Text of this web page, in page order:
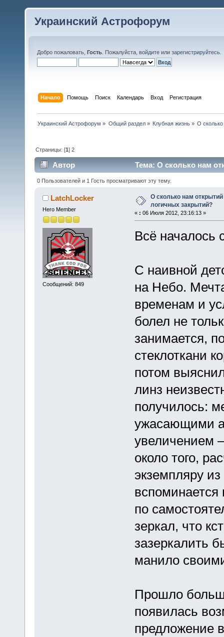
Украинский Астрофорум
Добро пожаловать, Гость . Пожалуйста, войдите или зарегистрируйтесь
Начало Помощь Поиск Календарь Вход Регистрация
Украинский Астрофорум » Общий раздел» Клубная жизнь» О
Страницы: [1]2
Автор
Тема: О сколько нам
(Прочитано 57883 раз)
0 Пользователей и 1 Гость просматривают эту тему.
LatchLocker
Hero Member
Сообщений: 849
О сколько нам
логичных закрытий?
« : 06 Июля 2012, 23:16:13 »
Всё началось
С наивной
на Небо.
временам и
болел не
занимается,
стеклоткани
потом
линз
получилось:
ужасающими
увеличением
около того,
экземпляру
вспоминается
по
зеркал, что
зазеркалить
манило
Прошло
появилась
предложение